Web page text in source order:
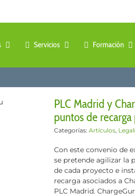
Servicios Formación
PLC Madrid y
puntos de
Categorías: Artículos,
Con este convenio de
se pretende agilizar la
de cada proyecto e
recarga asociados a
PLC Madrid.